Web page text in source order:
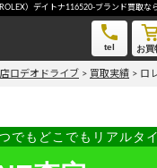
）デイトナ116520-ブランド買取
tel お買
ランド買取なら高価買取の「ロデオドライブ」
無料LINE
ロデオドライブ > 買取実績 > ロ
でもどこでもリアルタ